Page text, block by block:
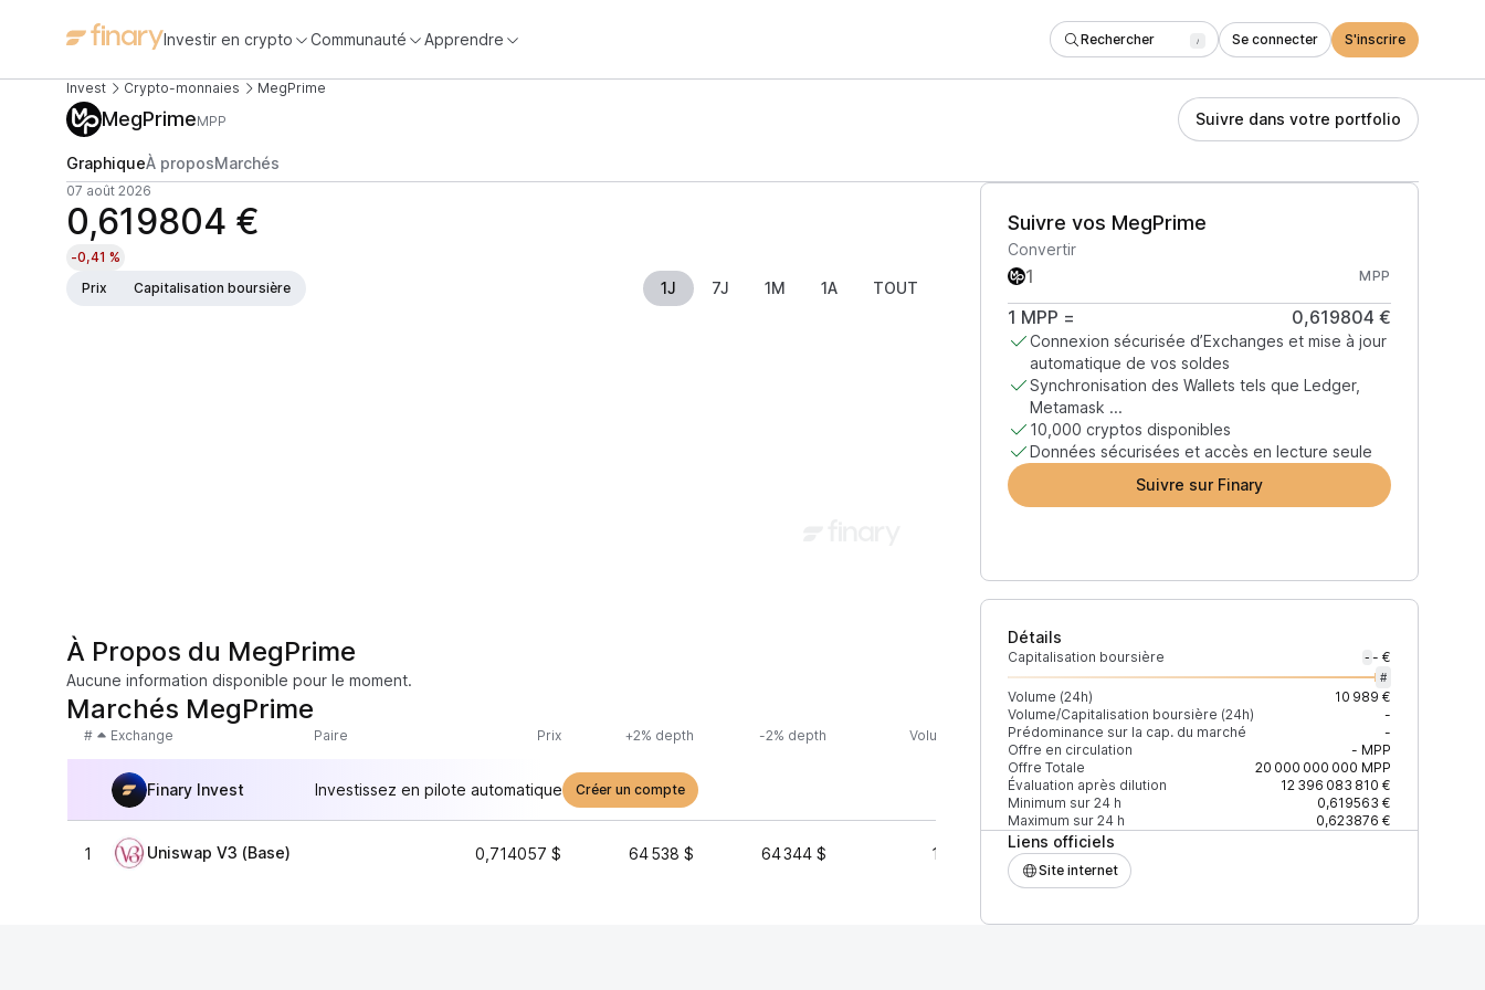
Investir en crypto Communauté Apprendre Rechercher / Se connecter S'inscrire
Invest Crypto-monnaies MegPrime
MegPrimeMPP Suivre dans votre portfolio
GraphiqueÀ proposMarchés
07 août 2026
0,619804 €
-0,41 %
Prix
Capitalisation boursière 1J 7J 1M 1A TOUT
Suivre vos MegPrime
Convertir
MPP
1 MPP = 0,619804 €
Connexion sécurisée d’Exchanges et mise à jour
automatique de vos soldes
Synchronisation des Wallets tels que Ledger,
Metamask ...
10,000 cryptos disponibles
Données sécurisées et accès en lecture seule
Suivre sur Finary
Détails
Capitalisation boursière - - €
#
Volume (24h)
10 989 €
Volume/Capitalisation boursière (24h)
-
Prédominance sur la cap. du marché
-
Offre en circulation
- MPP
Offre Totale
20 000 000 000 MPP
Évaluation après dilution
12 396 083 810 €
Minimum sur 24 h
0,619563 €
Maximum sur 24 h
0,623876 €
Liens officiels
Site internet
À Propos du MegPrime
Aucune information disponible pour le moment.
Marchés MegPrime
# Exchange Paire Prix +2% depth -2% depth Volume (24h) % du volume Confiance Mis à jour
Finary Invest Investissez en pilote automatique Créer un compte
1 Uniswap V3 (Base) 0,714057 $ 64 538 $ 64 344 $ 12 660 $ 100 %